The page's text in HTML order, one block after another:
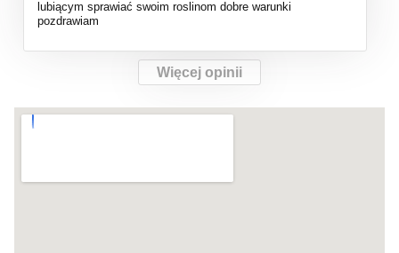
lubiącym sprawiać swoim roslinom dobre warunki
pozdrawiam
Więcej opinii